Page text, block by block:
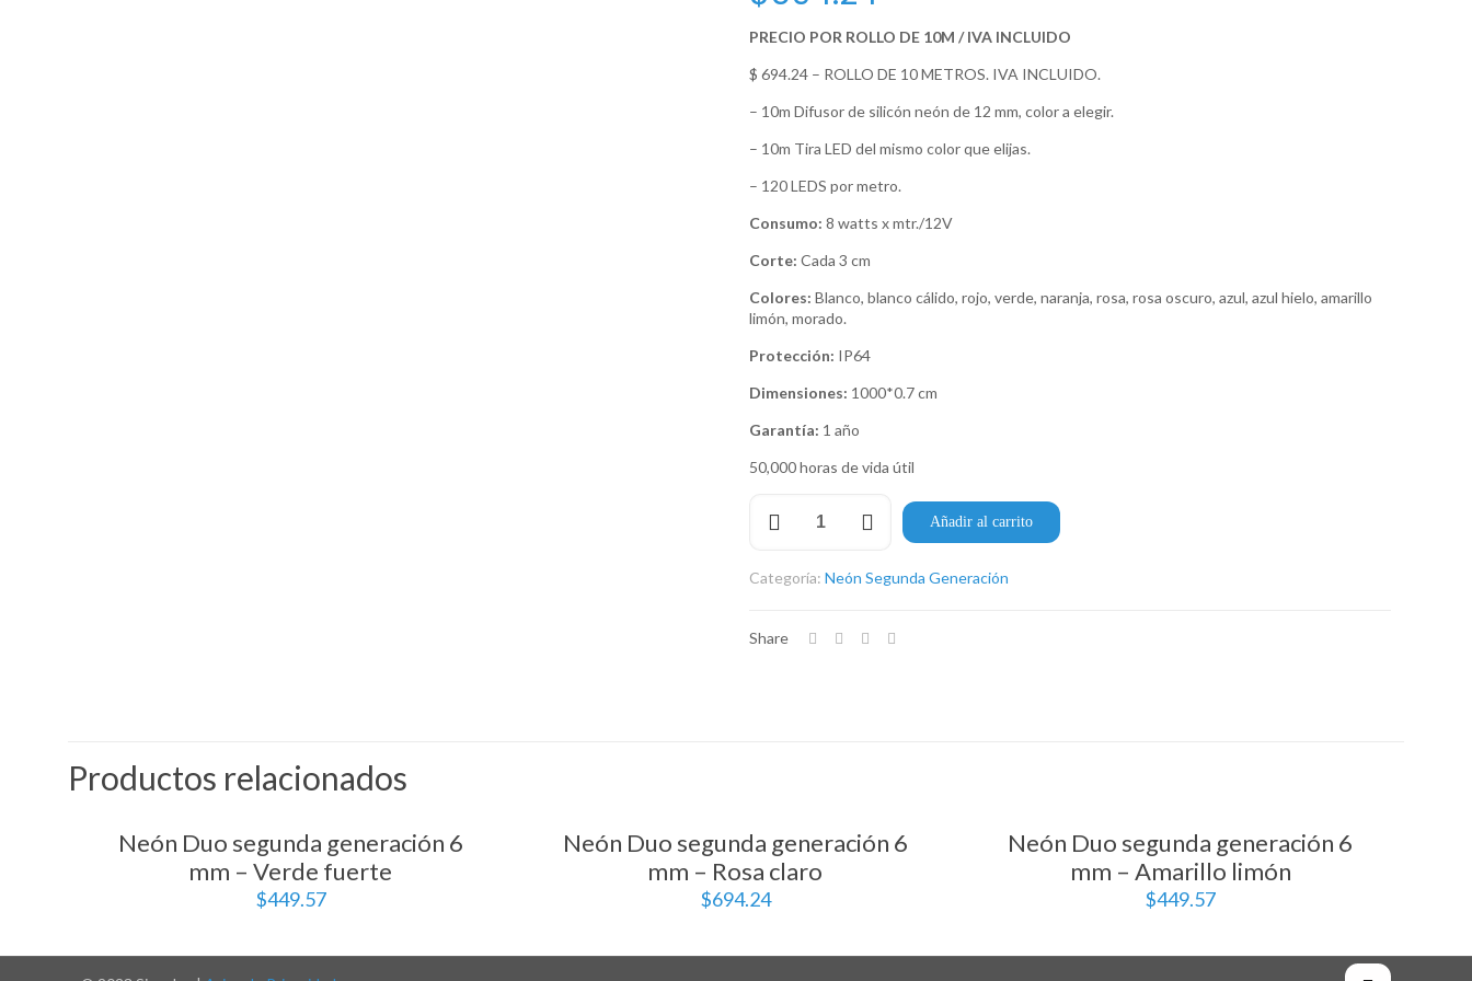
PRECIO POR ROLLO DE 10M / IVA INCLUIDO
$ 694.24 – ROLLO DE 10 METROS. IVA INCLUIDO.
– 10m Difusor de silicón neón de 12 mm, color a elegir.
– 10m Tira LED del mismo color que elijas.
– 120 LEDS por metro.
Consumo: 8 watts x mtr./12V
Corte: Cada 3 cm
Colores: Blanco, blanco cálido, rojo, verde, naranja, rosa, rosa oscuro, azul, azul hielo, amarillo
limón, morado.
Protección: IP64
Dimensiones: 1000*0.7 cm
Garantía: 1 año
50,000 horas de vida útil
12
Blanco
Añadir al carrito
Categoría: Neón Segunda Generación
Share
Productos relacionados
Neón Duo segunda generación 6
mm – Verde fuerte
$449.57
Neón Duo segunda generación 6
mm – Rosa claro
$694.24
Neón Duo segunda generación 6
mm – Amarillo limón
$449.57